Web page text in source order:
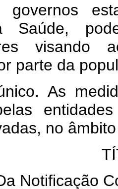
Saúde,
visando
parte da
As
no
Notificação